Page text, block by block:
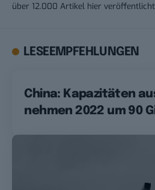
über 12.000 Artikel hier
LESEEMPFEHLUNGEN
China: Kapazitäten
nehmen 2022 um 90